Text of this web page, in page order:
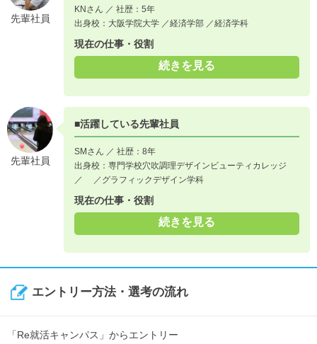
先輩社員
KNさん ／ 社歴：5年
出身校：大阪学院大学 ／経済学部 ／経済学科
現在の仕事・役割
続きを見る
先輩社員
■活躍している先輩社員
SMさん ／ 社歴：8年
出身校：専門学校穴吹調理デザインビューティカレッジ
／ ／グラフィックデザイン学科
現在の仕事・役割
続きを見る
エントリー方法・選考の流れ
「Re就活キャンパス」からエントリー